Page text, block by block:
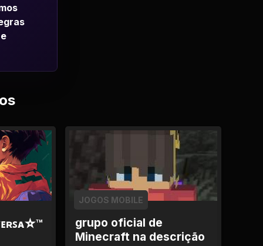
grupo oficial de
Minecraft na descrição
JOGOS MOBILE